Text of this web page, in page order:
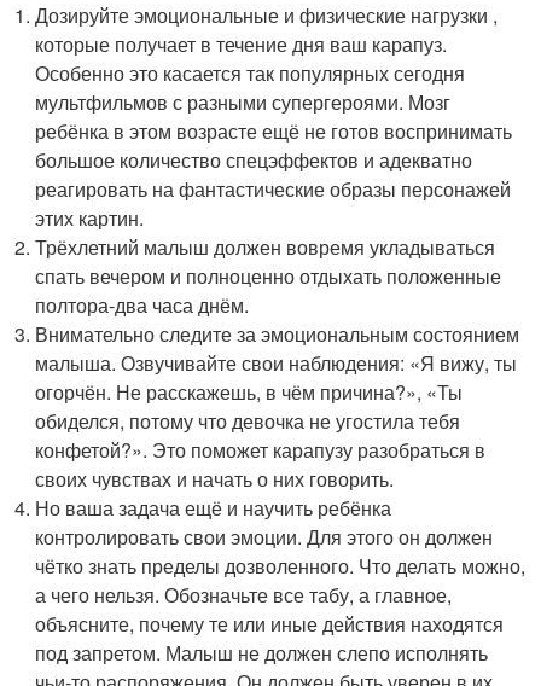
Дозируйте эмоциональные и физические нагрузки ,
которые получает в течение дня ваш карапуз.
Особенно это касается так популярных сегодня
мультфильмов с разными супергероями. Мозг
ребёнка в этом возрасте ещё не готов воспринимать
большое количество спецэффектов и адекватно
реагировать на фантастические образы персонажей
этих картин.
Трёхлетний малыш должен вовремя укладываться
спать вечером и полноценно отдыхать положенные
полтора-два часа днём.
Внимательно следите за эмоциональным состоянием
малыша. Озвучивайте свои наблюдения: «Я вижу, ты
огорчён. Не расскажешь, в чём причина?», «Ты
обиделся, потому что девочка не угостила тебя
конфетой?». Это поможет карапузу разобраться в
своих чувствах и начать о них говорить.
Но ваша задача ещё и научить ребёнка
контролировать свои эмоции. Для этого он должен
чётко знать пределы дозволенного. Что делать можно,
а чего нельзя. Обозначьте все табу, а главное,
объясните, почему те или иные действия находятся
под запретом. Малыш не должен слепо исполнять